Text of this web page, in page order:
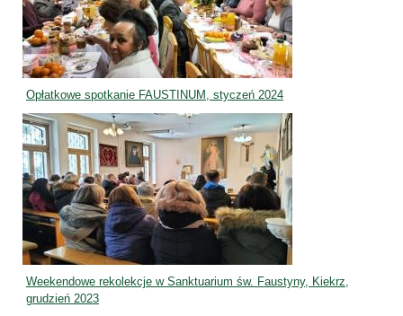
Opłatkowe spotkanie FAUSTINUM, styczeń 2024
Weekendowe rekolekcje w Sanktuarium św. Faustyny, Kiekrz,
grudzień 2023